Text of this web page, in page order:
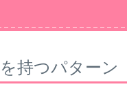
持つパターン